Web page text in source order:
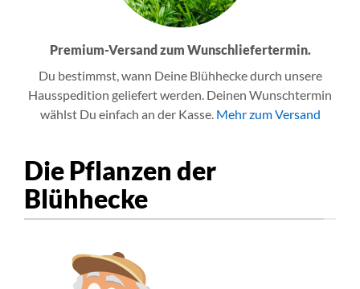
Premium-Versand zum Wunschliefertermin.
Du bestimmst, wann Deine Blühhecke durch unsere
Hausspedition geliefert werden. Deinen Wunschtermin
wählst Du einfach an der Kasse. Mehr zum Versand
Die Pflanzen der
Blühhecke